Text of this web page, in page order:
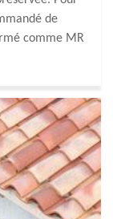
de
comme MR